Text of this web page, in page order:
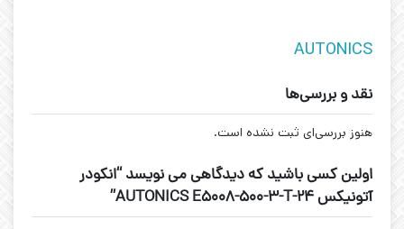
AUTONICS
نقد و بررسی‌ها
هنوز بررسی‌ای ثبت نشده است.
اولین کسی باشید که دیدگاهی می نویسد “انکودر
آتونیکس AUTONICS E5008-500-3-T-24”